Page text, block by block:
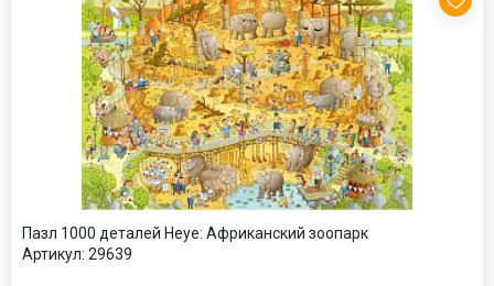
Пазл 1000 деталей Heye: Африканский зоопарк
Артикул: 29639